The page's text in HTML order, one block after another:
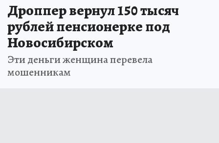
Дроппер вернул 150 тысяч
рублей пенсионерке под
Новосибирском
Эти деньги женщина перевела
мошенникам